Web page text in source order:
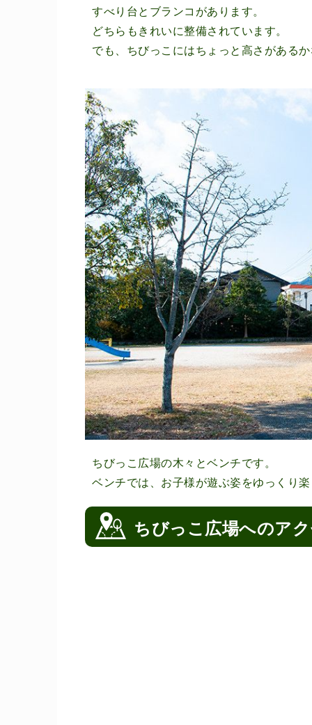
すべり台とブランコがあります。
どちらもきれいに整備されています。
でも、ちびっこにはちょっと高さがある
ちびっこ広場の木々とベンチです。
ベンチでは、お子様が遊ぶ姿をゆっくり
ちびっこ広場へのア